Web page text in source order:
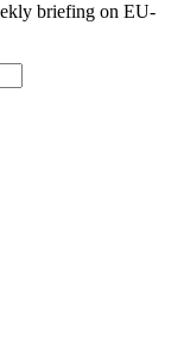
briefing on EU-